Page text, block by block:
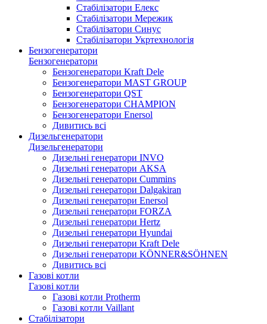
Стабілізатори Елекс
Стабілізатори Мережик
Стабілізатори Синус
Стабілізатори Укртехнологія
Бензогенератори
Бензогенератори
Бензогенератори Kraft Dele
Бензогенератори MAST GROUP
Бензогенератори QST
Бензогенератори CHAMPION
Бензогенератори Enersol
Дивитись всі
Дизельгенератори
Дизельгенератори
Дизельні генератори INVO
Дизельні генератори AKSA
Дизельні генератори Cummins
Дизельні генератори Dalgakiran
Дизельні генератори Enersol
Дизельні генератори FORZA
Дизельні генератори Hertz
Дизельні генератори Hyundai
Дизельні генератори Kraft Dele
Дизельні генератори KÖNNER&SÖHNEN
Дивитись всі
Газові котли
Газові котли
Газові котли Protherm
Газові котли Vaillant
Стабілізатори